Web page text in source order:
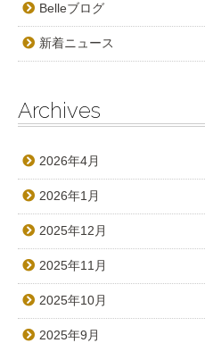
Belleブログ
新着ニュース
Archives
2026年4月
2026年1月
2025年12月
2025年11月
2025年10月
2025年9月